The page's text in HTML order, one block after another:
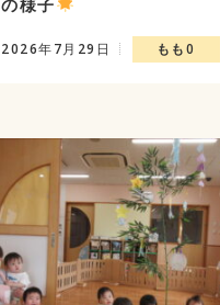
2026年7月29日 もも0